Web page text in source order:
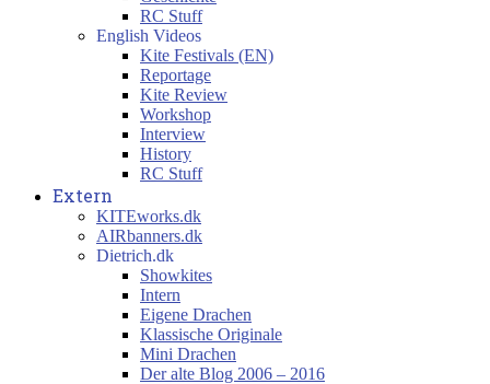
RC Stuff
English Videos
Kite Festivals (EN)
Reportage
Kite Review
Workshop
Interview
History
RC Stuff
Extern
KITEworks.dk
AIRbanners.dk
Dietrich.dk
Showkites
Intern
Eigene Drachen
Klassische Originale
Mini Drachen
Der alte Blog 2006 – 2016